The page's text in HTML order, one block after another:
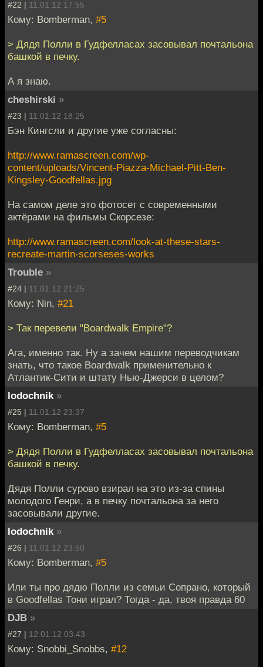
#22 | 11.01.12 17:55
Кому: Bomberman, #5
> Дядя Полли в Гудфелласах засовывал почтальона
башкой в печку.
А я знаю.
cheshirski »
#23 | 11.01.12 18:25
Бэн Кингсли и другие уже согласны:
http://www.ramascreen.com/wp-
content/uploads/Vincent-Piazza-Michael-Pitt-Ben-
Kingsley-Goodfellas.jpg
На самом деле это фотосет с современными
актёрами на фильмы Скорсезе:
http://www.ramascreen.com/look-at-these-stars-
recreate-martin-scorseses-works
Trouble »
#24 | 11.01.12 21:25
Кому: Nin, #21
> Так перевели "Boardwalk Empire"?
Ага, именно так. Ну а зачем нашим переводчикам
знать, что такое Boardwalk применительно к
Атлантик-Сити и штату Нью-Джерси в целом?
lodochnik »
#25 | 11.01.12 23:37
Кому: Bomberman, #5
> Дядя Полли в Гудфелласах засовывал почтальона
башкой в печку.
Дядя Полли сурово взирал на это из-за спины
молодого Генри, а в печку почтальона за него
засовывали другие.
lodochnik »
#26 | 11.01.12 23:50
Кому: Bomberman, #5
Или ты про дядю Полли из семьи Сопрано, который
в Goodfellas Тони играл? Тогда - да, твоя правда 60
DJB »
#27 | 12.01.12 03:43
Кому: Snobbi_Snobbs, #12